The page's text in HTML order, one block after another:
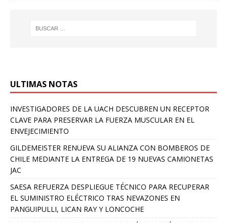
ULTIMAS NOTAS
INVESTIGADORES DE LA UACH DESCUBREN UN RECEPTOR
CLAVE PARA PRESERVAR LA FUERZA MUSCULAR EN EL
ENVEJECIMIENTO
GILDEMEISTER RENUEVA SU ALIANZA CON BOMBEROS DE
CHILE MEDIANTE LA ENTREGA DE 19 NUEVAS CAMIONETAS
JAC
SAESA REFUERZA DESPLIEGUE TÉCNICO PARA RECUPERAR
EL SUMINISTRO ELÉCTRICO TRAS NEVAZONES EN
PANGUIPULLI, LICAN RAY Y LONCOCHE